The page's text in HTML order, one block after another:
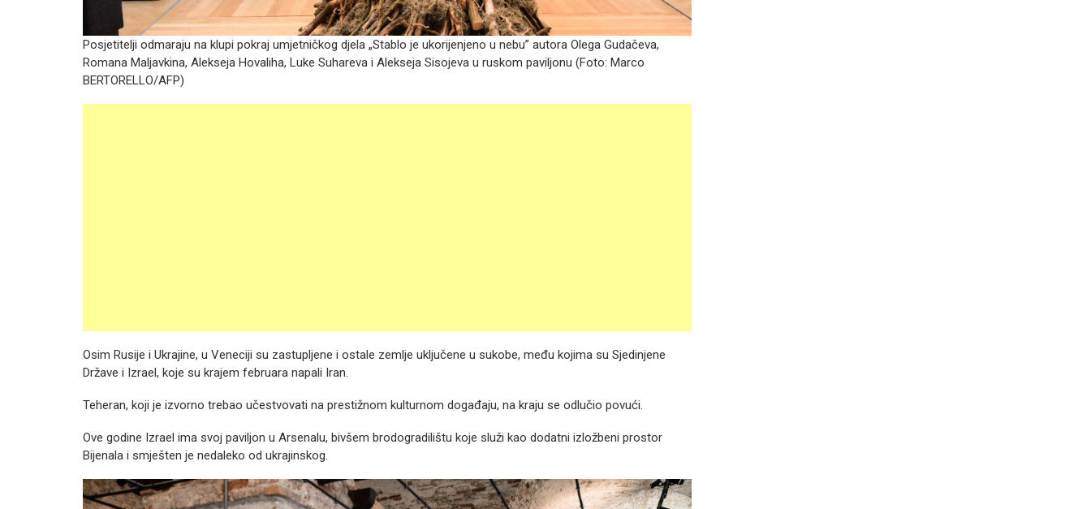
Posjetitelji odmaraju na klupi pokraj umjetničkog djela „Stablo je ukorijenjeno u nebu” autora Olega Gudačeva,
Romana Maljavkina, Alekseja Hovaliha, Luke Suhareva i Alekseja Sisojeva u ruskom paviljonu (Foto: Marco
BERTORELLO/AFP)
Osim Rusije i Ukrajine, u Veneciji su zastupljene i ostale zemlje uključene u sukobe, među kojima su Sjedinjene
Države i Izrael, koje su krajem februara napali Iran.
Teheran, koji je izvorno trebao učestvovati na prestižnom kulturnom događaju, na kraju se odlučio povući.
Ove godine Izrael ima svoj paviljon u Arsenalu, bivšem brodogradilištu koje služi kao dodatni izložbeni prostor
Bijenala i smješten je nedaleko od ukrajinskog.